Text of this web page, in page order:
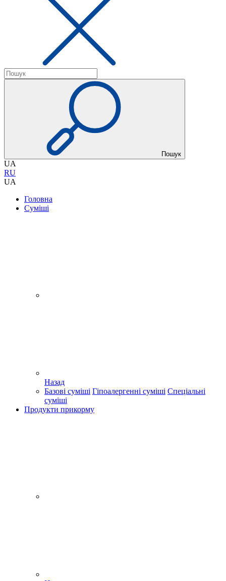
Пошук
UA
RU
UA
Головна
Суміші
Назад
Базові суміші Гіпоалергенні суміші Спеціальні
суміші
Продукти прикорму